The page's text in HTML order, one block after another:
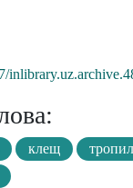
клещ